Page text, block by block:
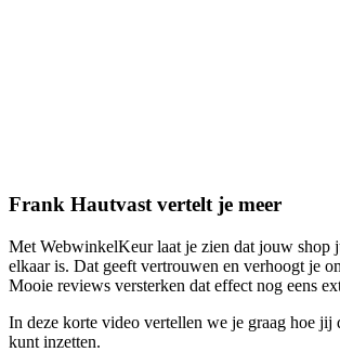
Frank Hautvast vertelt je meer
Met WebwinkelKeur laat je zien dat jouw shop
elkaar is. Dat geeft vertrouwen en verhoogt je
Mooie reviews versterken dat effect nog eens
In deze korte video vertellen we je graag hoe
kunt inzetten.